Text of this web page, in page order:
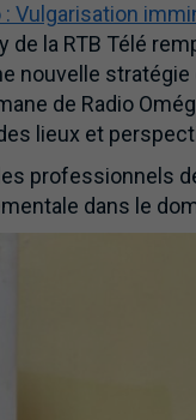
: Vulgarisation
de la RTB Télé
nouvelle
de Radio
lieux et
professionnels
dans le